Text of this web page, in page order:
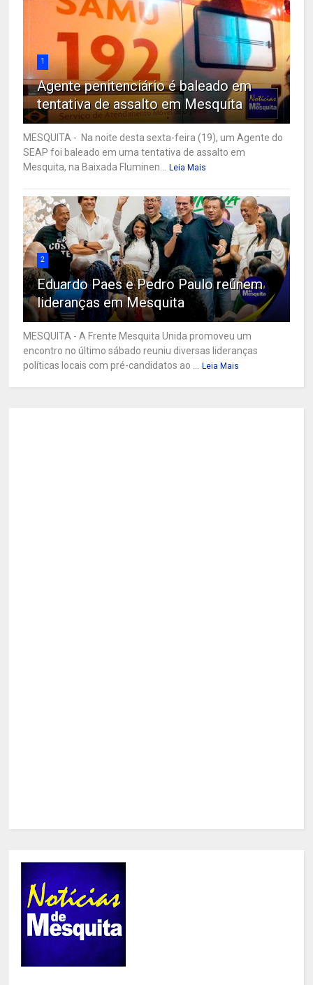
1
Agente penitenciário é baleado em
tentativa de assalto em Mesquita
MESQUITA - Na noite desta sexta-feira (19), um Agente do
SEAP foi baleado em uma tentativa de assalto em
Mesquita, na Baixada Fluminen... Leia Mais
2
Eduardo Paes e Pedro Paulo reúnem
lideranças em Mesquita
MESQUITA - A Frente Mesquita Unida promoveu um
encontro no último sábado reuniu diversas lideranças
políticas locais com pré-candidatos ao ... Leia Mais